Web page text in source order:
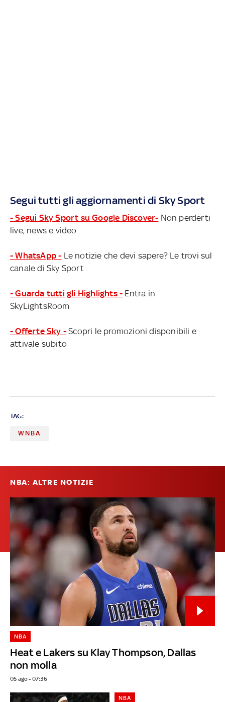
Segui tutti gli aggiornamenti di Sky Sport
- Segui Sky Sport su Google Discover- Non perderti
live, news e video
- WhatsApp - Le notizie che devi sapere? Le trovi sul
canale di Sky Sport
- Guarda tutti gli Highlights - Entra in
SkyLightsRoom
- Offerte Sky - Scopri le promozioni disponibili e
attivale subito
TAG:
WNBA
NBA: ALTRE NOTIZIE
Heat e Lakers su Klay Thompson, Dallas
non molla
NBA
05 ago - 07:36
NBA